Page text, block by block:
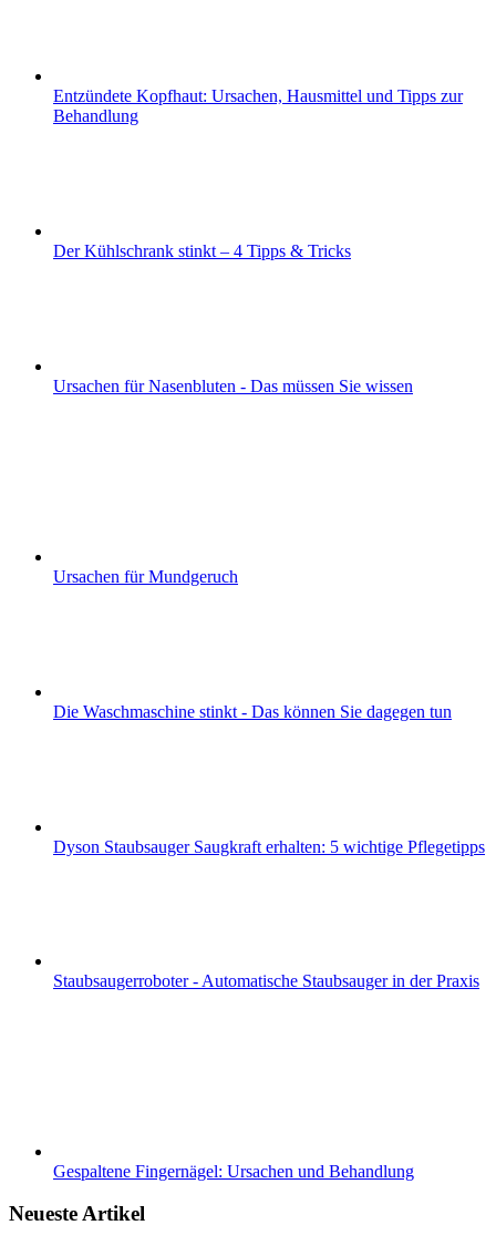
Entzündete Kopfhaut: Ursachen, Hausmittel und Tipps zur
Behandlung
Der Kühlschrank stinkt – 4 Tipps & Tricks
Ursachen für Nasenbluten - Das müssen Sie wissen
Ursachen für Mundgeruch
Die Waschmaschine stinkt - Das können Sie dagegen tun
Dyson Staubsauger Saugkraft erhalten: 5 wichtige Pflegetipps
Staubsaugerroboter - Automatische Staubsauger in der Praxis
Gespaltene Fingernägel: Ursachen und Behandlung
Neueste Artikel